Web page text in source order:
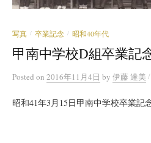
写真 / 卒業記念 / 昭和40年代
甲南中学校D組卒業記
Posted on 2016年11月4日 by 伊藤 達美 /
昭和41年3月15日甲南中学校卒業